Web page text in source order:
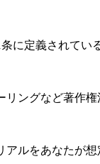
に定義されてい
ングなど著作権
ルをあなたが想